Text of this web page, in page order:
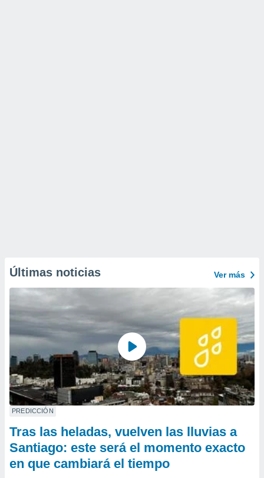
Últimas noticias Ver más
PREDICCIÓN
Tras las heladas, vuelven las lluvias a
Santiago: este será el momento exacto
en que cambiará el tiempo